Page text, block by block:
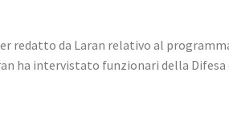
redatto da Laran relativo al
ha intervistato funzionari della